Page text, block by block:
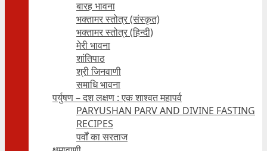
बारह भावना
भक्तामर स्तोत्र (संस्कृत)
भक्तामर स्तोत्र (हिन्दी)
मेरी भावना
शांतिपाठ
श्री जिनवाणी
समाधि भावना
पर्युषण – दश लक्षण : एक शाश्वत महापर्व
PARYUSHAN PARV AND DIVINE FASTING
RECIPES
पर्वों का सरताज